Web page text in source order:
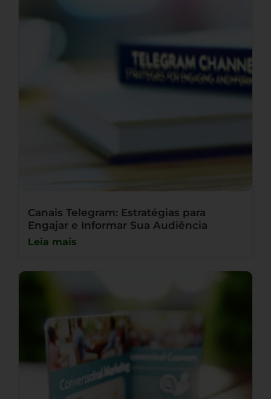
Canais Telegram: Estratégias para
Engajar e Informar Sua Audiência
Leia mais